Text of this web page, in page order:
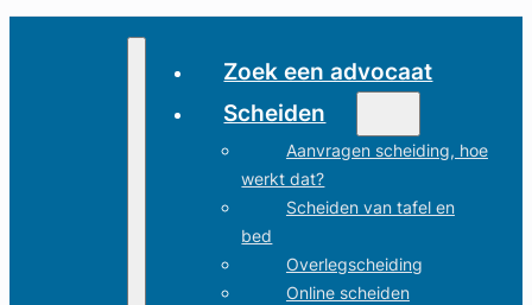
Zoek een advocaat
Scheiden
Aanvragen scheiding, hoe
werkt dat?
Scheiden van tafel en
bed
Overlegscheiding
Online scheiden